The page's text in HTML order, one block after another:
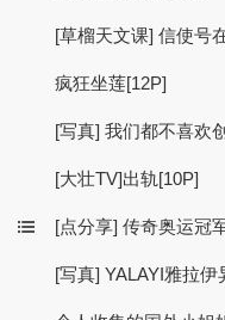
[草榴天文课] 信使号
疯狂坐莲[12P]
[写真] 我们都不喜欢
[大壮TV]出轨[10P]
[点分享] 传奇奥运冠
[写真] YALAYI雅拉